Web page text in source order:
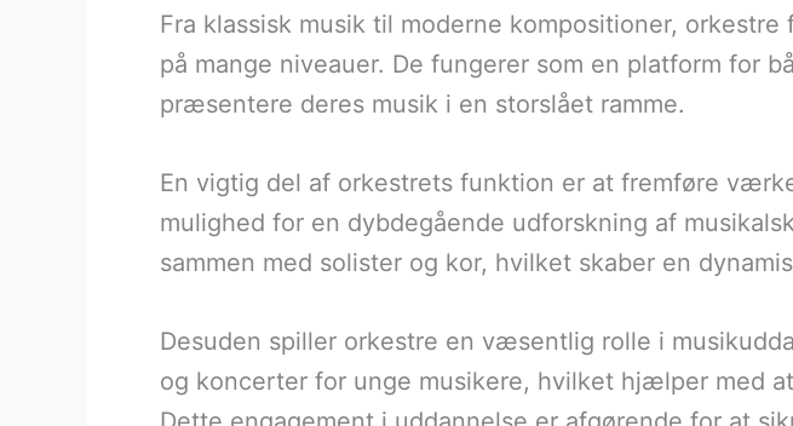
Fra klassisk musik til moderne kompositioner,
på mange niveauer. De fungerer som en platform for
præsentere deres musik i en storslået ramme.
En vigtig del af orkestrets funktion er at fremføre
mulighed for en dybdegående udforskning af
sammen med solister og kor, hvilket skaber en
Desuden spiller orkestre en væsentlig rolle i
og koncerter for unge musikere, hvilket hjælper med